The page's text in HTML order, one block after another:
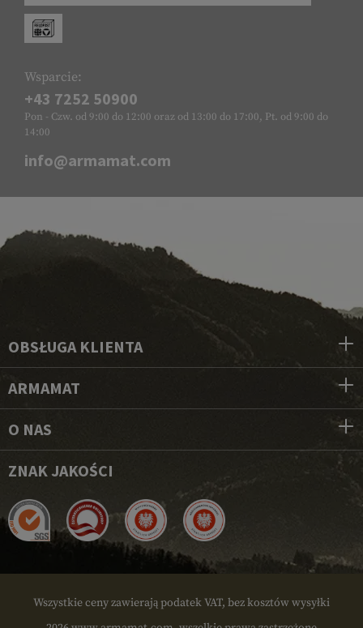
Wsparcie:
+43 7252 50900
Pon - Czw. od 9:00 do 12:00 oraz od 13:00 do 17:00, Pt. od 9:00 do
14:00
info@armamat.com
OBSŁUGA KLIENTA
ARMAMAT
O NAS
ZNAK JAKOŚCI
Wszystkie ceny zawierają podatek VAT, bez kosztów wysyłki